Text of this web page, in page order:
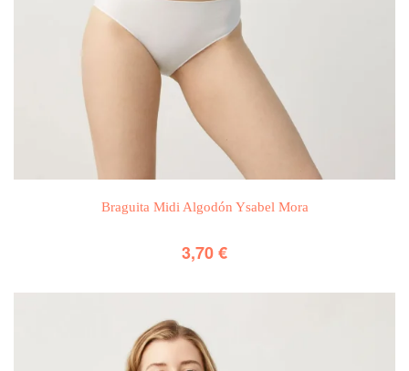
Braguita Midi Algodón Ysabel Mora
3,70€